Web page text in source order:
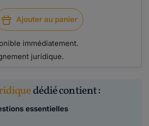
Ajouter au panier
immédiatement.
juridique.
dédié contient :
essentielles